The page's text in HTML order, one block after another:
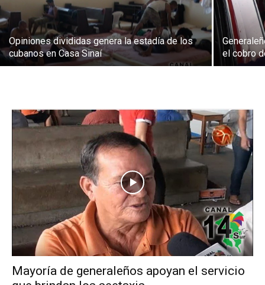
Opiniones divididas genera la estadía de los
cubanos en Casa Sinaí
el cobro
Mayoría de generaleños apoyan el servicio